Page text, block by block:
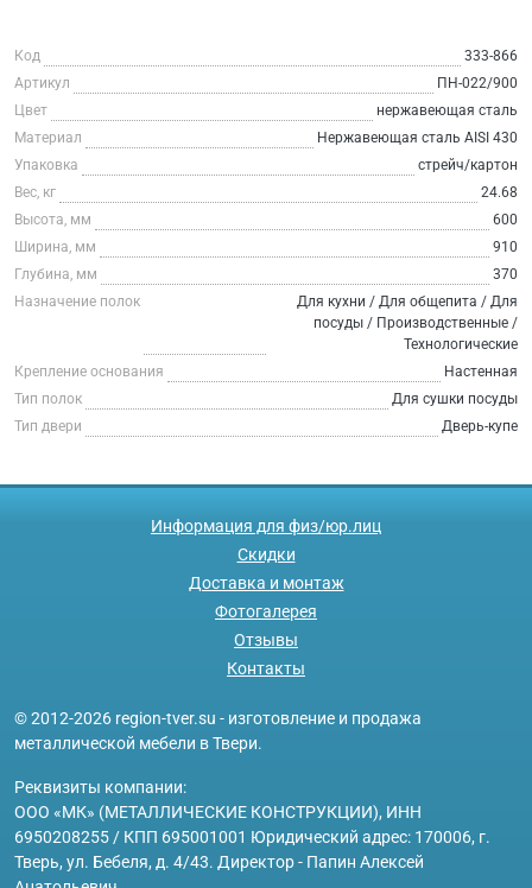
Код
333-866
Артикул
ПН-022/900
Цвет
нержавеющая сталь
Материал
Нержавеющая сталь AISI 430
Упаковка
стрейч/картон
Вес, кг
24.68
Высота, мм
600
Ширина, мм
910
Глубина, мм
370
Назначение полок
Для кухни / Для общепита / Для
посуды / Производственные /
Технологические
Крепление основания
Настенная
Тип полок
Для сушки посуды
Тип двери
Дверь-купе
Информация для физ/юр.лиц
Скидки
Доставка и монтаж
Фотогалерея
Отзывы
Контакты
© 2012-2026 region-tver.su - изготовление и продажа
металлической мебели в Твери.
Реквизиты компании:
ООО «МК» (МЕТАЛЛИЧЕСКИЕ КОНСТРУКЦИИ), ИНН
6950208255 / КПП 695001001 Юридический адрес: 170006, г.
Тверь, ул. Бебеля, д. 4/43. Директор - Папин Алексей